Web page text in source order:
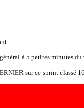
à 5 petites minutes
sur ce sprint classé